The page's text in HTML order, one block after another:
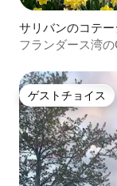
サリバンのコテー
フランダース湾
ゲストチョイス
ゲストチョイス